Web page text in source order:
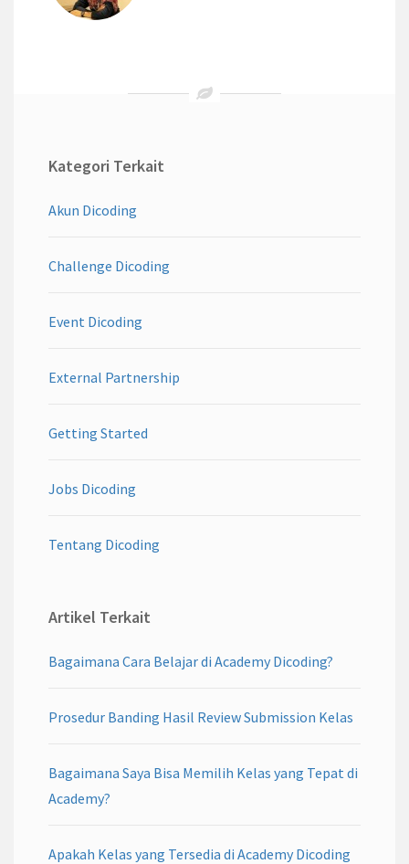
Kategori Terkait
Akun Dicoding
Challenge Dicoding
Event Dicoding
External Partnership
Getting Started
Jobs Dicoding
Tentang Dicoding
Artikel Terkait
Bagaimana Cara Belajar di Academy Dicoding?
Prosedur Banding Hasil Review Submission Kelas
Bagaimana Saya Bisa Memilih Kelas yang Tepat di
Academy?
Apakah Kelas yang Tersedia di Academy Dicoding